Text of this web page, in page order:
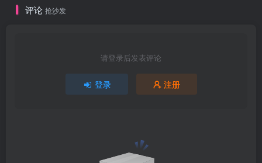
评论 抢沙发
请登录后发表评论
登录 注册